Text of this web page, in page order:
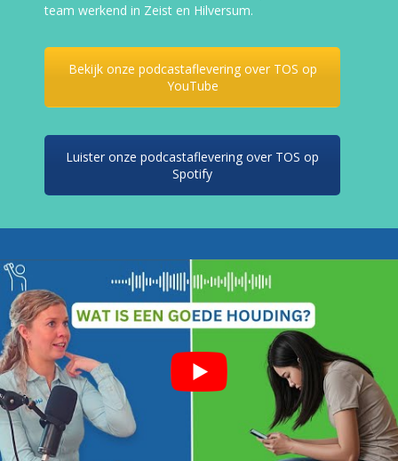
team werkend in Zeist en Hilversum.
Bekijk onze podcastaflevering over TOS op
YouTube
Luister onze podcastaflevering over TOS op
Spotify